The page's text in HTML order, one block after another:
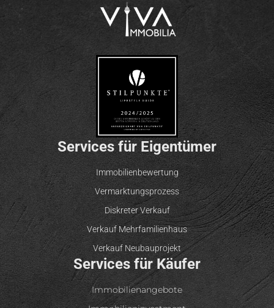
Services für Eigentümer
Immobilienbewertung
Vermarktungsprozess
Diskreter Verkauf
Verkauf Mehrfamilienhaus
Verkauf Neubauprojekt
Services für Käufer
Immobilienangebote